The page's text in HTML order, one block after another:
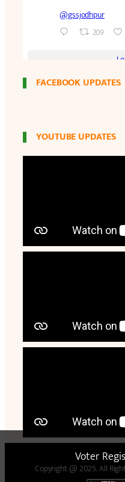
Voter
FACEBOOK UPDATES
YOUTUBE UPDATES
Copyright @ 2025. All